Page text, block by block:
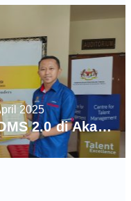
Bengkel Pelaksanaan DDMS 2.0 di Akademi Kepimpinan Pendidikan Tinggi (AKEPT)
2025